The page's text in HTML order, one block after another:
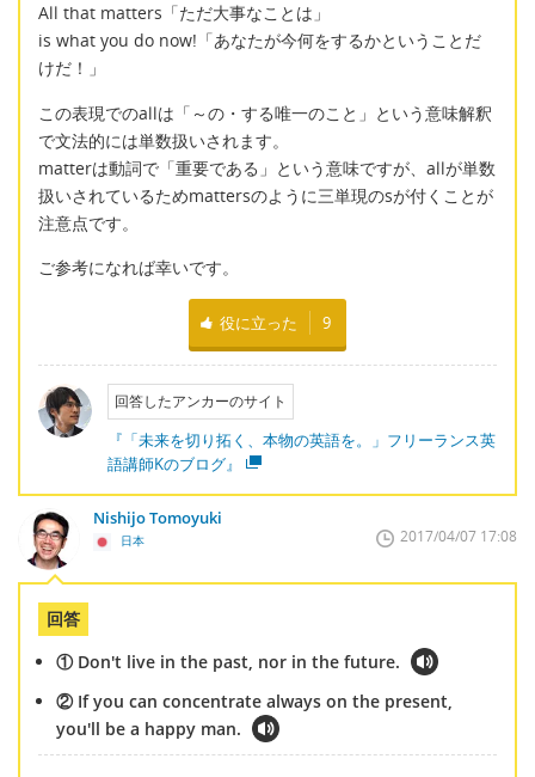
All that matters「ただ大事なことは」
is what you do now!「あなたが今何をするかということだ
けだ！」
この表現でのallは「～の・する唯一のこと」という意味解釈
で文法的には単数扱いされます。
matterは動詞で「重要である」という意味ですが、allが単数
扱いされているためmattersのように三単現のsが付くことが
注意点です。
ご参考になれば幸いです。
役に立った 9
回答したアンカーのサイト
『「未来を切り拓く、本物の英語を。」フリーランス英
語講師Kのブログ』
Nishijo Tomoyuki
日本 2017/04/07 17:08
回答
① Don't live in the past, nor in the future.
② If you can concentrate always on the present,
you'll be a happy man.